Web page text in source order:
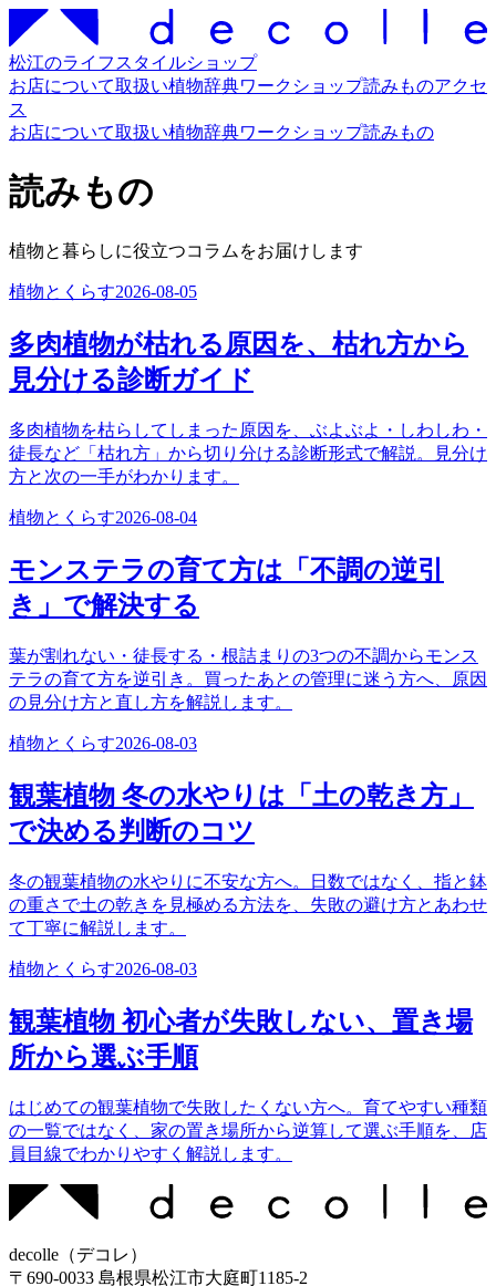
松江のライフスタイルショップ
お店について取扱い植物辞典ワークショップ読みものアクセ
ス
お店について取扱い植物辞典ワークショップ読みもの
読みもの
植物と暮らしに役立つコラムをお届けします
植物とくらす2026-08-05
多肉植物が枯れる原因を、枯れ方から
見分ける診断ガイド
多肉植物を枯らしてしまった原因を、ぶよぶよ・しわしわ・
徒長など「枯れ方」から切り分ける診断形式で解説。見分け
方と次の一手がわかります。
植物とくらす2026-08-04
モンステラの育て方は「不調の逆引
き」で解決する
葉が割れない・徒長する・根詰まりの3つの不調からモンス
テラの育て方を逆引き。買ったあとの管理に迷う方へ、原因
の見分け方と直し方を解説します。
植物とくらす2026-08-03
観葉植物 冬の水やりは「土の乾き方」
で決める判断のコツ
冬の観葉植物の水やりに不安な方へ。日数ではなく、指と鉢
の重さで土の乾きを見極める方法を、失敗の避け方とあわせ
て丁寧に解説します。
植物とくらす2026-08-03
観葉植物 初心者が失敗しない、置き場
所から選ぶ手順
はじめての観葉植物で失敗したくない方へ。育てやすい種類
の一覧ではなく、家の置き場所から逆算して選ぶ手順を、店
員目線でわかりやすく解説します。
decolle （デコレ ）
〒 690-0033 島根県松江市大庭町1185-2